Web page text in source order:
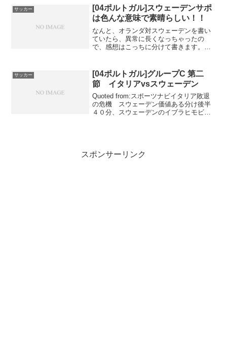
Airplayができなくなっているようです。
アプリを入れ...
サッカー
[04ポルトガル]スウェーデンサポ
は色んな意味で素晴らしい！！
なんと、オランダ対スウェーデンを書い
ていたら、異常に長くなっちゃったの
で、感想はこっちに分けて書きます。オ
サッカー
[04ポルトガル]グループC 第二
節 イタリアvsスウェーデン
Quoted from:スポーツナビイタリア敗退
の危機 スウェーデン価値ある分け後半
４０分、スウェーデンのイブラヒモビッ
スポンサーリンク